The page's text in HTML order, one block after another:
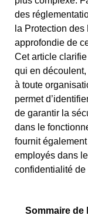
des
la Protection
approfondie de
Cet article
qui en
à toute
permet
de garantir la
dans le
fournit
employés dans
confidentialité
Sommaire de